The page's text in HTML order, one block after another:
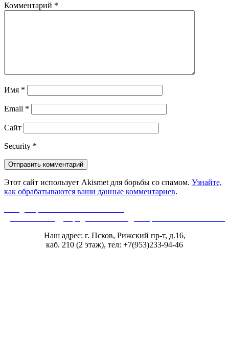
Комментарий *
Имя *
Email *
Сайт
Security *
Этот сайт использует Akismet для борьбы со спамом. Узнайте,
как обрабатываются ваши данные комментариев.
Навигация
по
записямНаш адрес: г. Псков, Рижский пр-т, д.16,
каб. 210 (2 этаж), тел: +7(953)233-94-46